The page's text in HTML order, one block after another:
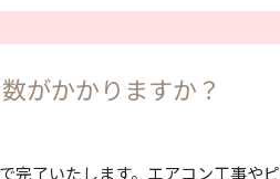
がかかりますか？
完了いたします。エアコン工事やピ